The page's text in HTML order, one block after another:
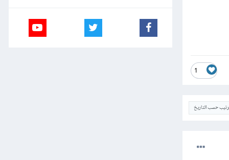
1
حسب التاريخ